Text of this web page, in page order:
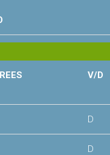
V/D
D
D